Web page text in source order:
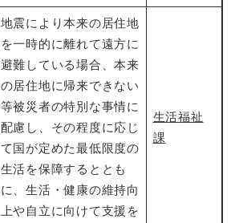
地震により本来の居住地
を一時的に離れて遠方に
避難している場合、本来
の居住地に帰来できない
等被災者の特別な事情に
配慮し、その程度に応じ
て国が定めた最低限度の
生活を保障するととも
に、生活・健康の維持向
上や自立に向けて支援を
生活福祉
課